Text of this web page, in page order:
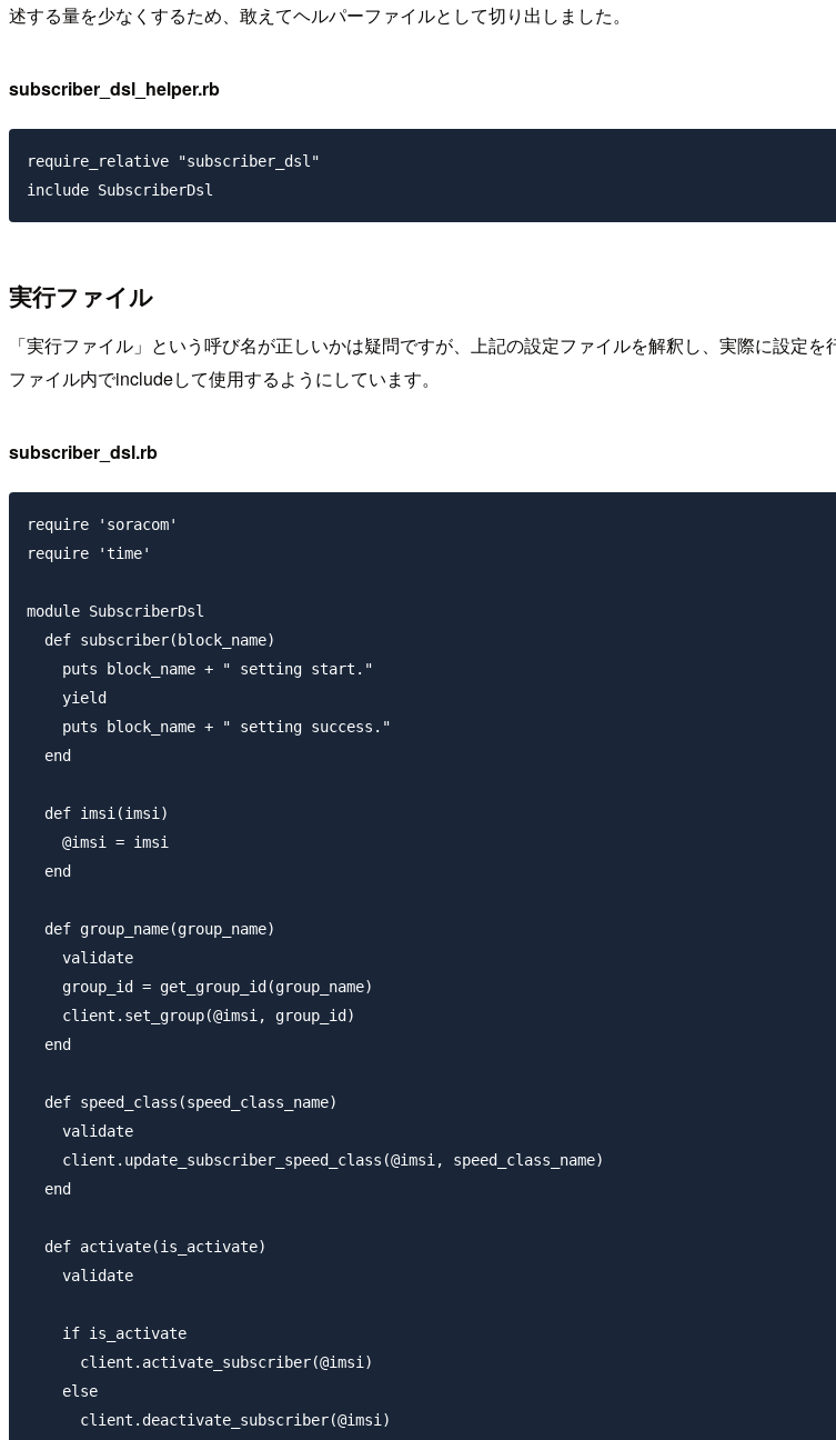
述する量を少なくするため、敢えてヘルパーファイルとして切り出しました。
subscriber_dsl_helper.rb
require_relative "subscriber_dsl"
実行ファイル
「実行ファイル」という呼び名が正しいかは疑問ですが、上記の設定ファイルを解釈し、実際に設定
ファイル内でincludeして使用するようにしています。
subscriber_dsl.rb
require 'soracom'
require 'time'
module SubscriberDsl
  def subscriber(block_name)
    puts block_name + " setting start."
    yield
    puts block_name + " setting success."
  end
  def imsi(imsi)
    @imsi = imsi
  end
  def group_name(group_name)
    validate
    group_id = get_group_id(group_name)
    client.set_group(@imsi, group_id)
  end
  def speed_class(speed_class_name)
    validate
    client.update_subscriber_speed_class(@imsi, speed_class_name)
  end
  def activate(is_activate)
    validate
    if is_activate
      client.activate_subscriber(@imsi)
    else
      client.deactivate_subscriber(@imsi)